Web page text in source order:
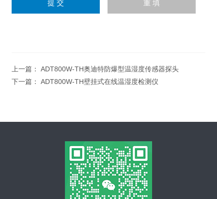
上一篇： ADT800W-TH奥迪特防爆型温湿度传感器探头
下一篇： ADT800W-TH壁挂式在线温湿度检测仪